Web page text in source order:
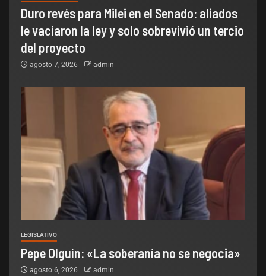
Duro revés para Milei en el Senado: aliados
le vaciaron la ley y solo sobrevivió un tercio
del proyecto
agosto 7, 2026 admin
LEGISLATIVO
Pepe Olguín: «La soberanía no se negocia»
agosto 6, 2026 admin